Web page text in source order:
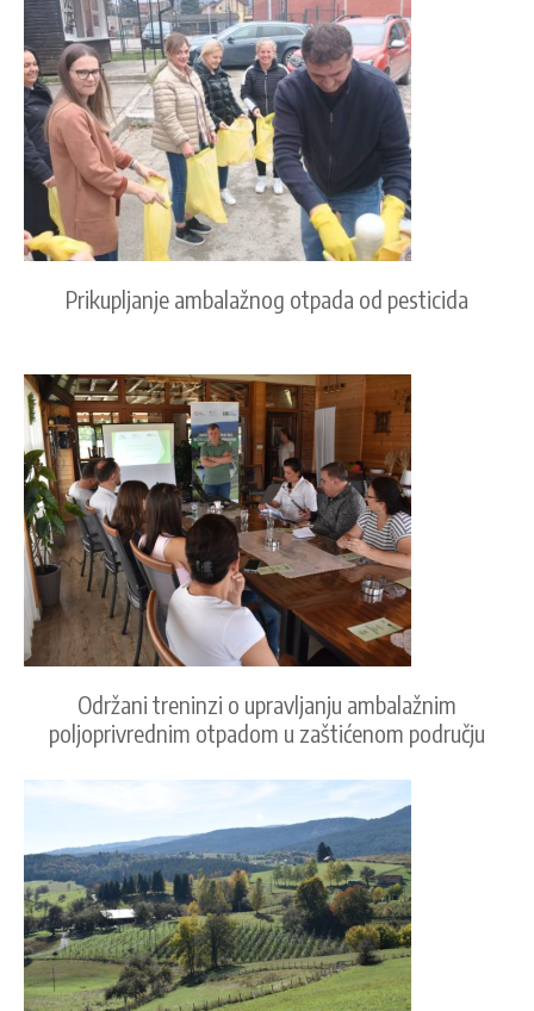
Prikupljanje ambalažnog otpada od pesticida
Održani treninzi o upravljanju ambalažnim
poljoprivrednim otpadom u zaštićenom području